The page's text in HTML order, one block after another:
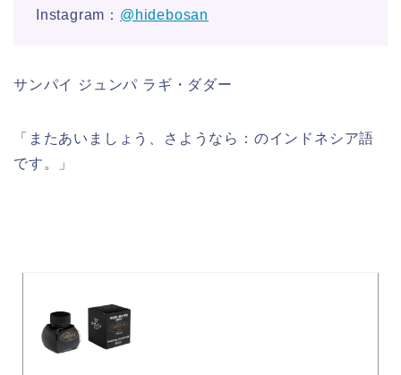
Instagram： @hidebosan
サンパイ ジュンパ ラギ・ダダー
「またあいましょう、さようなら：のインドネシア語
です。」